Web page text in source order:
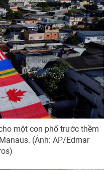
một con phố trước thềm
(Ảnh: AP/Edmar